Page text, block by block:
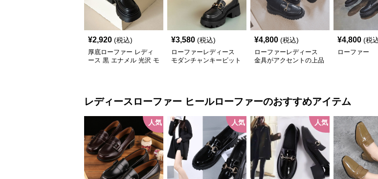
¥2,920 (税込)
厚底ローファー レディ
ース 黒 エナメル 光沢 モ
¥3,580 (税込)
ローファーレディース
モダンチャンキービット
¥4,800 (税込)
ローファーレディース
金具がアクセントの上品
¥4,800 (税
ローファー
レディースローファー ヒールローファーのおすすめアイテム
人気 人気 人気